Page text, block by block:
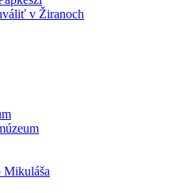
v Žiranoch
Mikuláša